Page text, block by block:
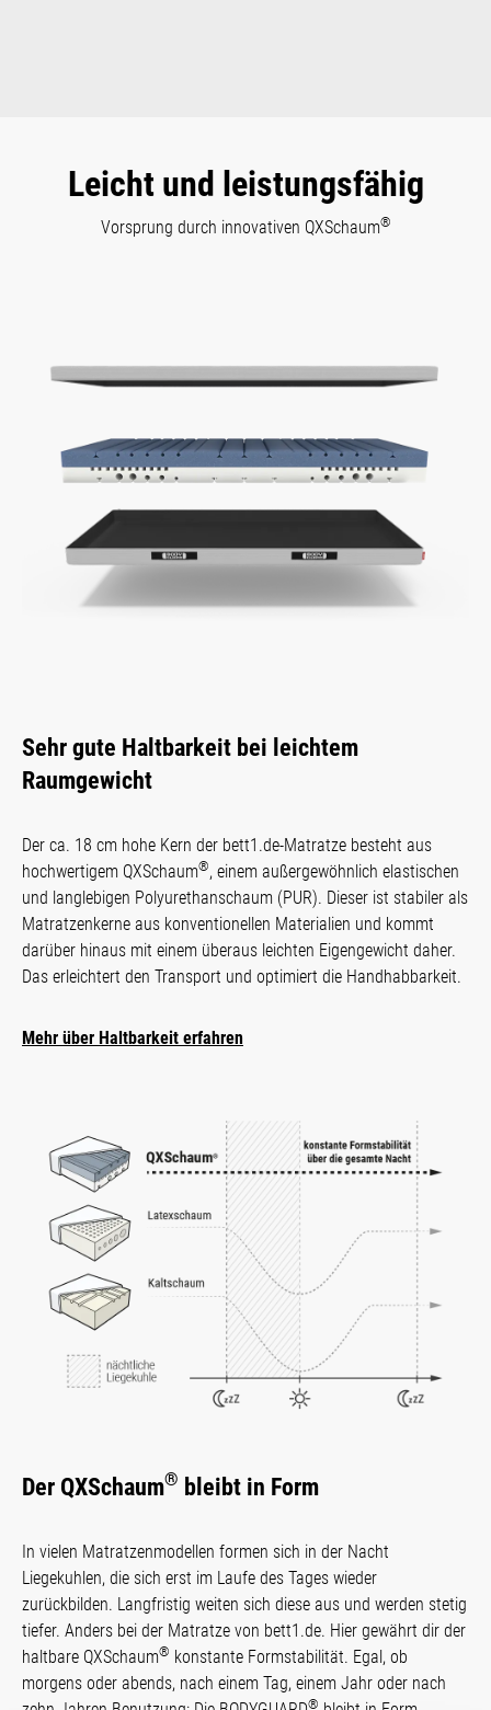
Leicht und leistungsfähig
Vorsprung durch innovativen QXSchaum®
Sehr gute Haltbarkeit bei leichtem
Raumgewicht
Der ca. 18 cm hohe Kern der bett1.de-Matratze besteht aus
hochwertigem QXSchaum®, einem außergewöhnlich elastischen
und langlebigen Polyurethanschaum (PUR). Dieser ist stabiler als
Matratzenkerne aus konventionellen Materialien und kommt
darüber hinaus mit einem überaus leichten Eigengewicht daher.
Das erleichtert den Transport und optimiert die Handhabbarkeit.
Mehr über Haltbarkeit erfahren
Der QXSchaum® bleibt in Form
In vielen Matratzenmodellen formen sich in der Nacht
Liegekuhlen, die sich erst im Laufe des Tages wieder
zurückbilden. Langfristig weiten sich diese aus und werden stetig
tiefer. Anders bei der Matratze von bett1.de. Hier gewährt dir der
haltbare QXSchaum® konstante Form­stabi­lität. Egal, ob
morgens oder abends, nach einem Tag, einem Jahr oder nach
®